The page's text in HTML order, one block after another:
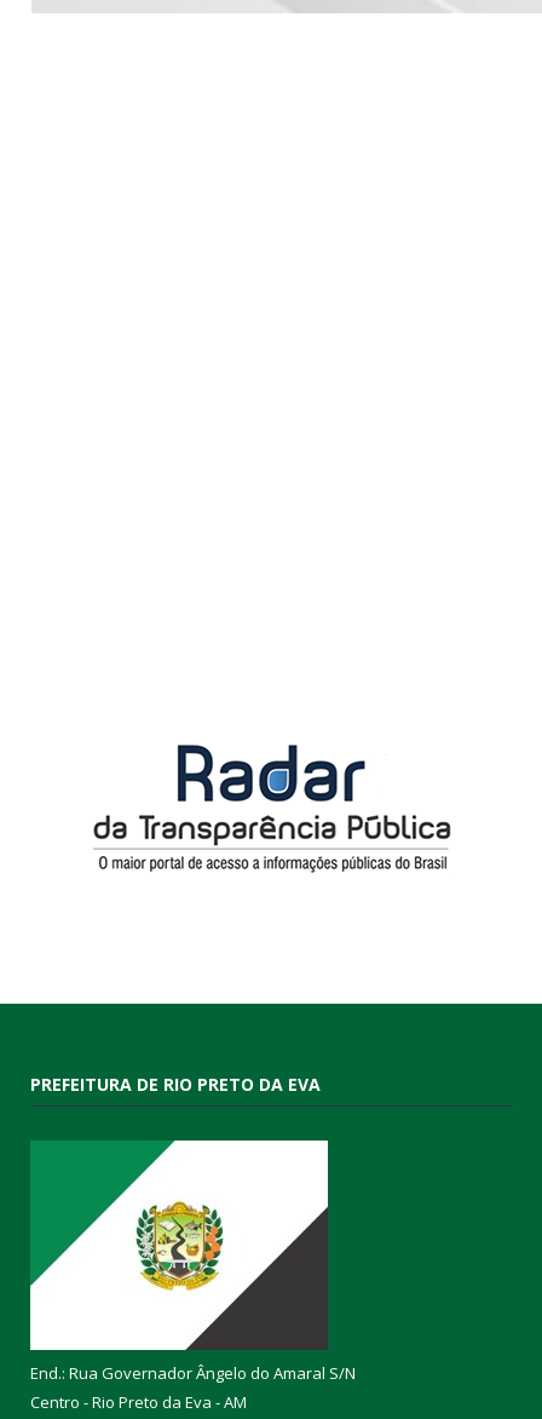
PREFEITURA DE RIO PRETO DA EVA
End.: Rua Governador Ângelo do Amaral S/N
Centro - Rio Preto da Eva - AM